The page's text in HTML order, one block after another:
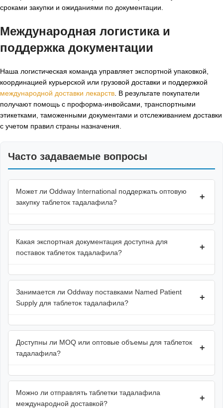
сроками закупки и ожиданиями по документации.
Международная логистика и
поддержка документации
Наша логистическая команда управляет экспортной упаковкой,
координацией курьерской или грузовой доставки и поддержкой
международной доставки лекарств . В результате покупатели
получают помощь с проформа-инвойсами, транспортными
этикетками, таможенными документами и отслеживанием доставки
с учетом правил страны назначения.
Часто задаваемые вопросы
Может ли Oddway International поддержать оптовую
закупку таблеток тадалафила?
+
Какая экспортная документация доступна для
поставок таблеток тадалафила?
+
Занимается ли Oddway поставками Named Patient
Supply для таблеток тадалафила?
+
Доступны ли MOQ или оптовые объемы для таблеток
тадалафила?
+
Можно ли отправлять таблетки тадалафила
международной доставкой?
+